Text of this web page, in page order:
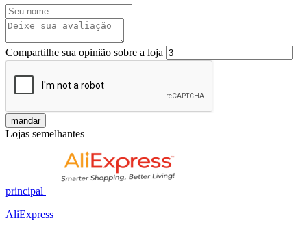
Compartilhe sua opinião sobre a loja
mandar
Lojas semelhantes
principal
AliExpress